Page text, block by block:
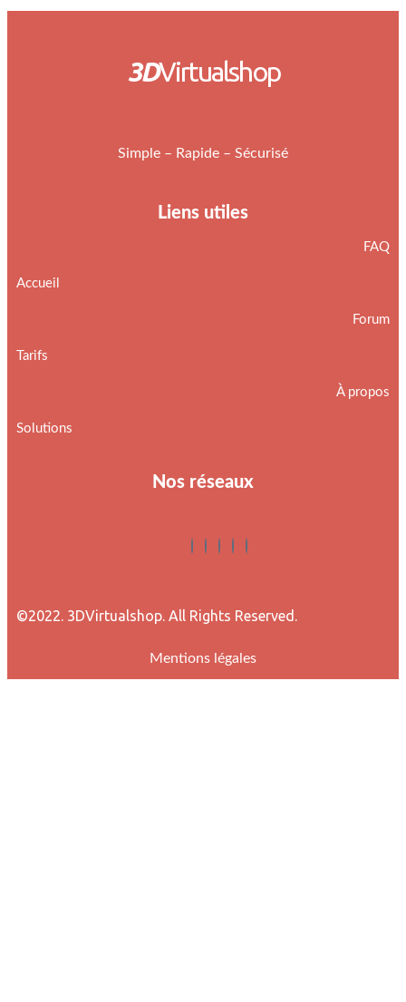
3DVirtualshop
Simple – Rapide – Sécurisé
Liens utiles
Accueil
Tarifs
Solutions
FAQ
Forum
À propos
Nos réseaux
©2022. 3DVirtualshop. All Rights Reserved.
Mentions légales